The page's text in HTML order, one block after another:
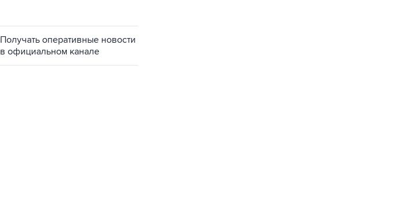
Получать оперативные новости
в официальном канале